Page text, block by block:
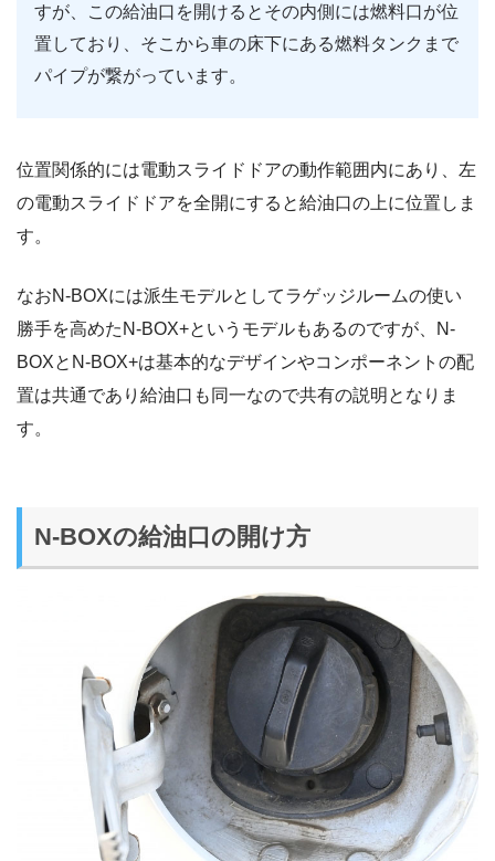
すが、この給油口を開けるとその内側には燃料口が位
置しており、そこから車の床下にある燃料タンクまで
パイプが繋がっています。
位置関係的には電動スライドドアの動作範囲内にあり、左
の電動スライドドアを全開にすると給油口の上に位置しま
す。
なおN-BOXには派生モデルとしてラゲッジルームの使い
勝手を高めたN-BOX+というモデルもあるのですが、N-
BOXとN-BOX+は基本的なデザインやコンポーネントの配
置は共通であり給油口も同一なので共有の説明となりま
す。
N-BOXの給油口の開け方